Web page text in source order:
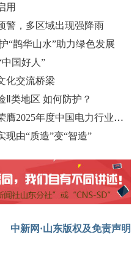
用
警，多区域出现强降雨
“鹊华山水”助力绿色发展
国好人”
化交流桥梁
Ⅱ类地区 如何防护？
中车山东风电公司阿拉善项目荣膺2025年度中国电力行业优质工程奖
由“质造”变“智造”
中新网·山东版权及免责声明